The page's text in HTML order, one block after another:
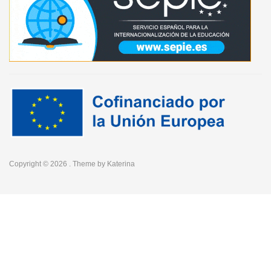
Copyright © 2026 . Theme by Katerina